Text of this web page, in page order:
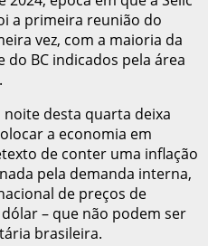
a primeira reunião do
vez, com a maioria da
BC indicados pela área
desta quarta deixa
a economia em
de conter uma inflação
pela demanda interna,
de preços de
– que não podem ser
brasileira.